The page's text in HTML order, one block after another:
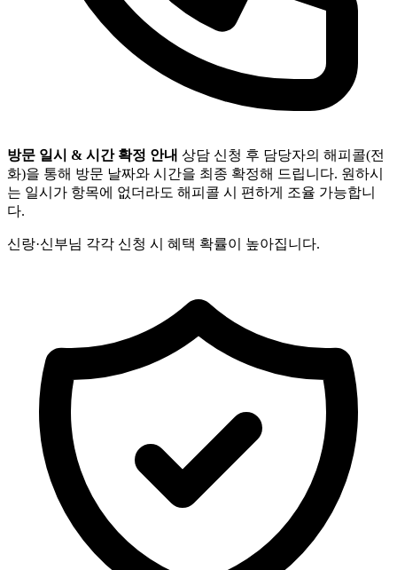
방문 일시 & 시간 확정 안내 상담 신청 후 담당자의 해피콜(전
화)을 통해 방문 날짜와 시간을 최종 확정해 드립니다. 원하시
는 일시가 항목에 없더라도 해피콜 시 편하게 조율 가능합니
다.
신랑·신부님 각각 신청 시 혜택 확률이 높아집니다.